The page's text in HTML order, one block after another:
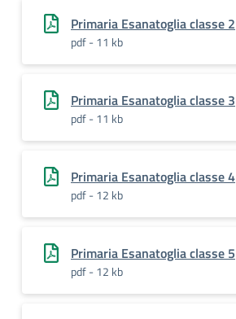
Primaria Esanatoglia classe 2
pdf - 11 kb
Primaria Esanatoglia classe 3
pdf - 11 kb
Primaria Esanatoglia classe 4
pdf - 12 kb
Primaria Esanatoglia classe 5
pdf - 12 kb